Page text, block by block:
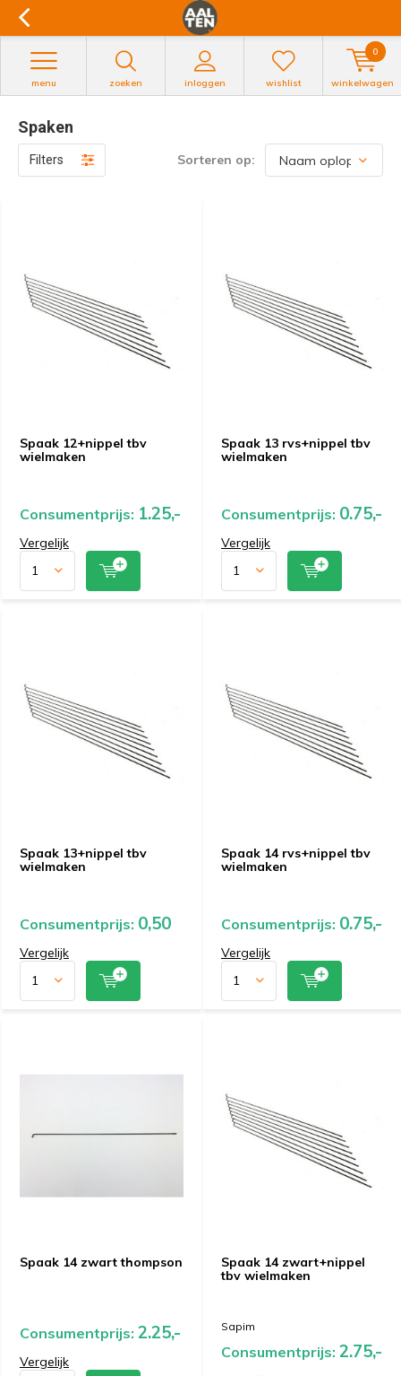
zoeken inloggen
menu wishlist winkelwagen
0
Spaken
Filters Sorteren op:
Spaak 12+nippel tbv
wielmaken
Consumentprijs: 1.25,-
Vergelijk
Spaak 13 rvs+nippel tbv
wielmaken
Consumentprijs: 0.75,-
Vergelijk
Spaak 13+nippel tbv
wielmaken
Consumentprijs: 0,50
Vergelijk
Spaak 14 rvs+nippel tbv
wielmaken
Consumentprijs: 0.75,-
Vergelijk
Spaak 14 zwart thompson
Consumentprijs: 2.25,-
Vergelijk
Spaak 14 zwart+nippel
tbv wielmaken
Sapim
Consumentprijs: 2.75,-